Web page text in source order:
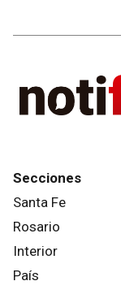
Secciones
Santa Fe
Rosario
Interior
País